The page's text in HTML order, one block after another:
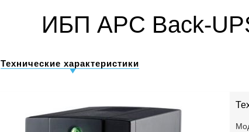
ИБП APC Back-
Технические характеристики